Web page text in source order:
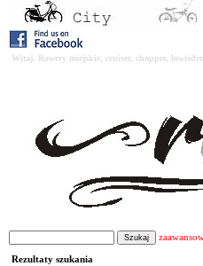
Witaj. Rowery miejskie, cruiser, chopper,
Rezultaty szukania